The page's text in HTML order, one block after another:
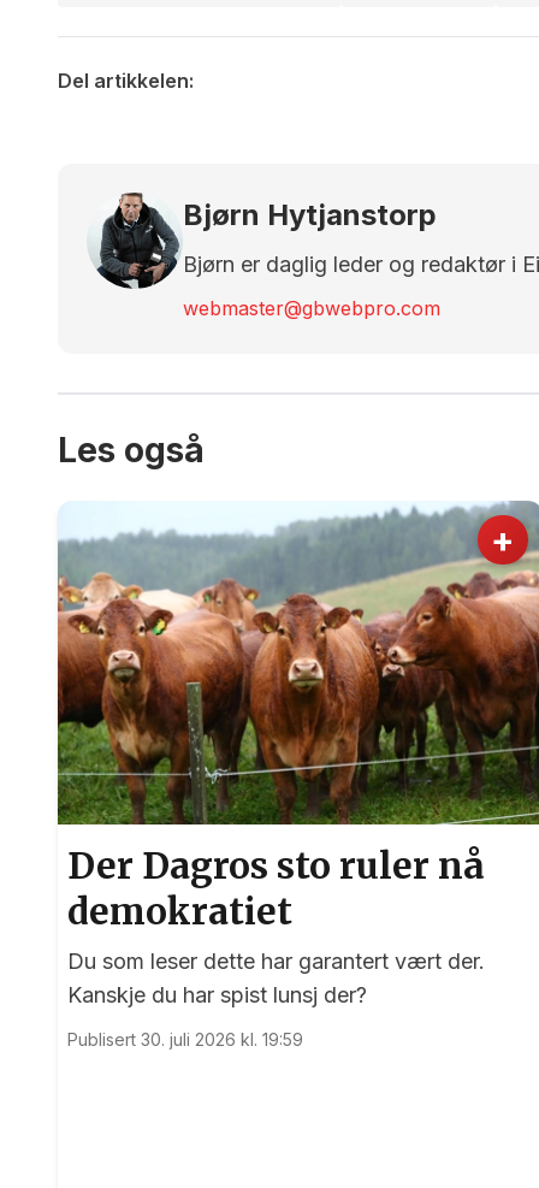
Del artikkelen:
Bjørn Hytjanstorp
Bjørn er daglig leder og redaktør i
webmaster@gbwebpro.com
Les også
+
Der Dagros sto ruler nå
demokratiet
Du som leser dette har garantert vært der.
Kanskje du har spist lunsj der?
Publisert 30. juli 2026 kl. 19:59